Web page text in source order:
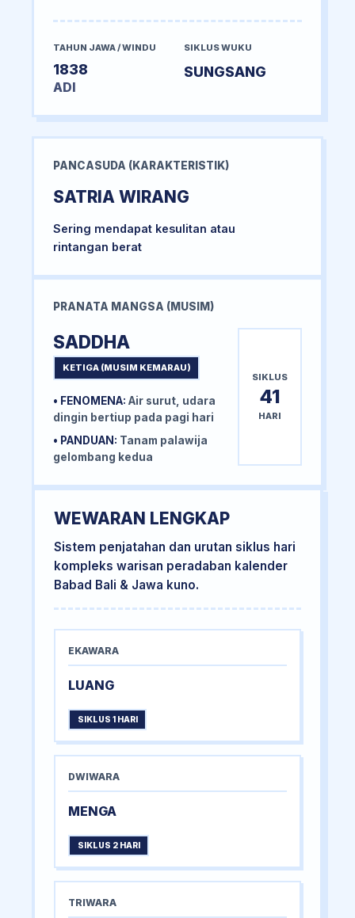
TAHUN JAWA / WINDU
1838
ADI
SIKLUS WUKU
SUNGSANG
PANCASUDA (KARAKTERISTIK)
SATRIA WIRANG
Sering mendapat kesulitan atau
rintangan berat
PRANATA MANGSA (MUSIM)
SADDHA
KETIGA (MUSIM KEMARAU)
• FENOMENA: Air surut, udara
dingin bertiup pada pagi hari
• PANDUAN: Tanam palawija
gelombang kedua
SIKLUS
41
HARI
WEWARAN LENGKAP
Sistem penjatahan dan urutan siklus hari
kompleks warisan peradaban kalender
Babad Bali & Jawa kuno.
EKAWARA
LUANG
SIKLUS 1 HARI
DWIWARA
MENGA
SIKLUS 2 HARI
TRIWARA